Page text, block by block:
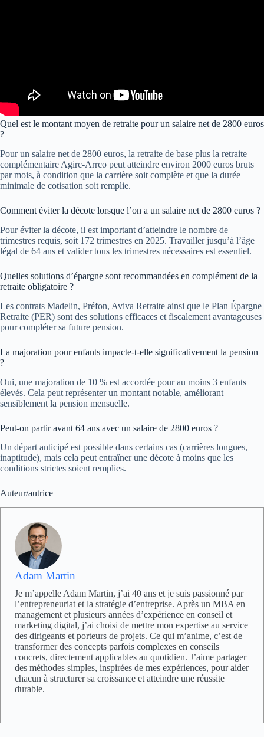
Quel est le montant moyen de retraite pour un salaire net de 2800 euros
?
Pour un salaire net de 2800 euros, la retraite de base plus la retraite
complémentaire Agirc-Arrco peut atteindre environ 2000 euros bruts
par mois, à condition que la carrière soit complète et que la durée
minimale de cotisation soit remplie.
Comment éviter la décote lorsque l’on a un salaire net de 2800 euros ?
Pour éviter la décote, il est important d’atteindre le nombre de
trimestres requis, soit 172 trimestres en 2025. Travailler jusqu’à l’âge
légal de 64 ans et valider tous les trimestres nécessaires est essentiel.
Quelles solutions d’épargne sont recommandées en complément de la
retraite obligatoire ?
Les contrats Madelin, Préfon, Aviva Retraite ainsi que le Plan Épargne
Retraite (PER) sont des solutions efficaces et fiscalement avantageuses
pour compléter sa future pension.
La majoration pour enfants impacte-t-elle significativement la pension
?
Oui, une majoration de 10 % est accordée pour au moins 3 enfants
élevés. Cela peut représenter un montant notable, améliorant
sensiblement la pension mensuelle.
Peut-on partir avant 64 ans avec un salaire de 2800 euros ?
Un départ anticipé est possible dans certains cas (carrières longues,
inaptitude), mais cela peut entraîner une décote à moins que les
conditions strictes soient remplies.
Auteur/autrice
Adam Martin
Je m’appelle Adam Martin, j’ai 40 ans et je suis passionné par
l’entrepreneuriat et la stratégie d’entreprise. Après un MBA en
management et plusieurs années d’expérience en conseil et
marketing digital, j’ai choisi de mettre mon expertise au service
des dirigeants et porteurs de projets. Ce qui m’anime, c’est de
transformer des concepts parfois complexes en conseils
concrets, directement applicables au quotidien. J’aime partager
des méthodes simples, inspirées de mes expériences, pour aider
chacun à structurer sa croissance et atteindre une réussite
durable.